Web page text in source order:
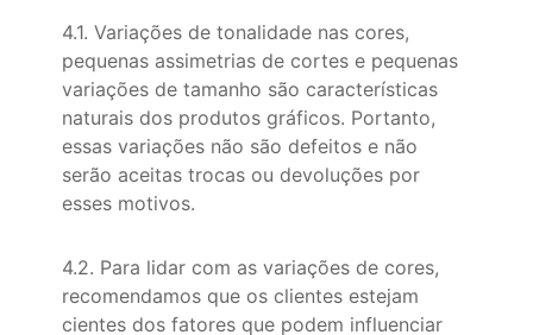
4.1. Variações de tonalidade nas cores,
pequenas assimetrias de cortes e pequenas
variações de tamanho são características
naturais dos produtos gráficos. Portanto,
essas variações não são defeitos e não
serão aceitas trocas ou devoluções por
esses motivos.
4.2. Para lidar com as variações de cores,
recomendamos que os clientes estejam
cientes dos fatores que podem influenciar